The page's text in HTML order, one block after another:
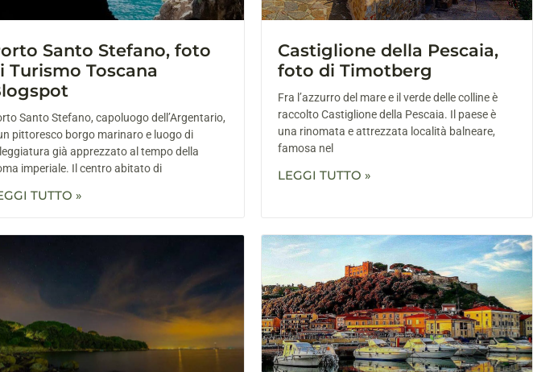
Santo Stefano, foto
Turismo Toscana
Santo Stefano, capoluogo dell’Argentario,
pittoresco borgo marinaro e luogo di
già apprezzato al tempo della
imperiale. Il centro abitato di
TUTTO »
Castiglione della Pescaia,
foto di Timotberg
Fra l’azzurro del mare e il verde delle colline è
raccolto Castiglione della Pescaia. Il paese è
una rinomata e attrezzata località balneare,
famosa nel
LEGGI TUTTO »